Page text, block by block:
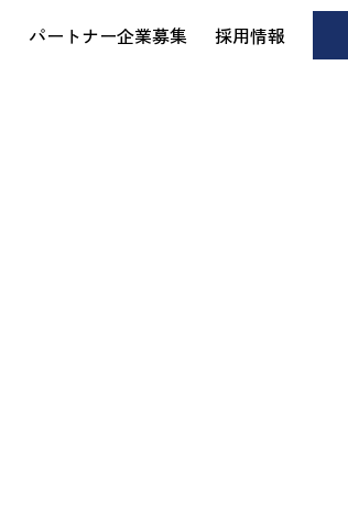
パートナー企業募集 採用情報